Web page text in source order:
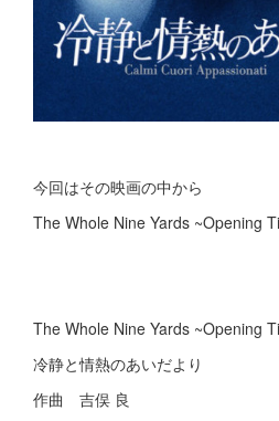
今回はその映画の中から
The Whole Nine Yards ~Opening
The Whole Nine Yards ~Opening
冷静と情熱のあいだより
作曲 吉俣 良